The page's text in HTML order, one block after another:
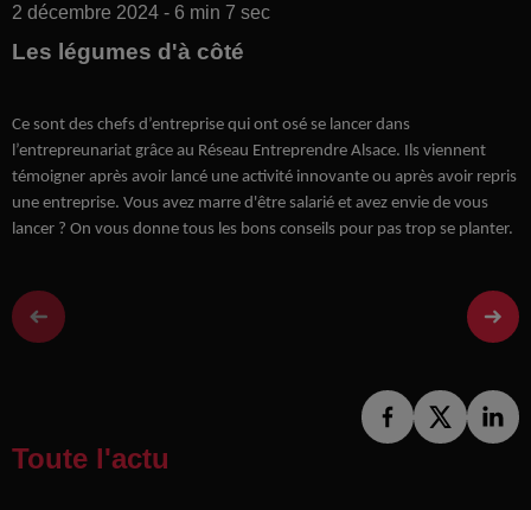
2 décembre 2024 - 6 min 7 sec
Les légumes d'à côté
Ce sont des chefs d’entreprise qui ont osé se lancer dans
l’entrepreunariat grâce au Réseau Entreprendre Alsace. Ils viennent
témoigner après avoir lancé une activité innovante ou après avoir repris
une entreprise. Vous avez marre d'être salarié et avez envie de vous
lancer ? On vous donne tous les bons conseils pour pas trop se planter.
Toute l'actu